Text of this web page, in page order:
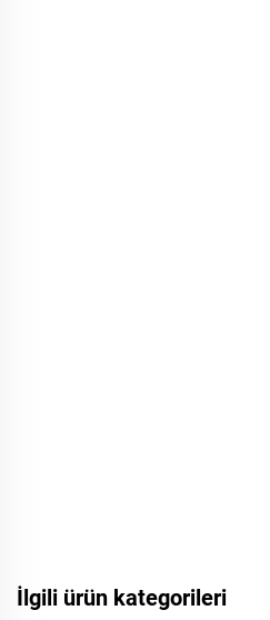
İlgili ürün kategorileri